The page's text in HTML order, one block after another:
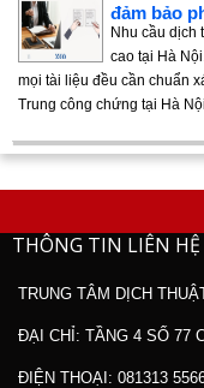
đảm bảo
Nhu cầu dịch
cao tại Hà
mọi tài liệu đều cần chuẩn
Trung công chứng tại Hà
THÔNG TIN LIÊN HỆ
TRUNG TÂM DỊCH
ĐẠI CHỈ: TẦNG 4 SỐ 77
ĐIỆN THOẠI: 081313